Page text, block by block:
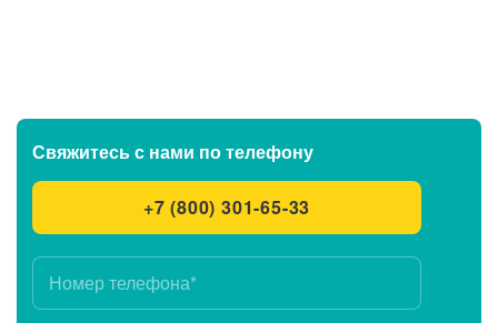
Свяжитесь с нами по телефону
+7 (800) 301-65-33